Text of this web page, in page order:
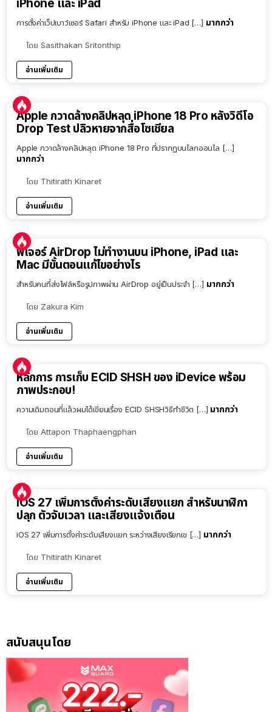
iPhone และ iPad
การตั้งค่าเว็ปเบาว์เซอร์ Safari สำหรับ iPhone และ iPad […] มากกว่า
โดย Sasithakan Sritonthip
อ่านเพิ่มเติม
Apple กวาดล้างคลิปหลุด iPhone 18 Pro หลังวิดีโอ
Drop Test ปลิวหายจากสื่อโซเชียล
Apple กวาดล้างคลิปหลุด iPhone 18 Pro ที่ปรากฏบนโลกออนไล […]
มากกว่า
โดย Thitirath Kinaret
อ่านเพิ่มเติม
ฟีเจอร์ AirDrop ไม่ทำงานบน iPhone, iPad และ
Mac มีขั้นตอนแก้ไขอย่างไร
สำหรับคนที่ส่งไฟล์หรือรูปภาพผ่าน AirDrop อยู่เป็นประจำ […] มากกว่า
โดย Zakura Kim
อ่านเพิ่มเติม
หลักการ การเก็บ ECID SHSH ของ iDevice พร้อม
ภาพประกอบ!
ความเดิมตอนที่แล้วผมได้เขียนเรื่อง ECID SHSHวิธีทำชีวิต […] มากกว่า
โดย Attapon Thaphaengphan
อ่านเพิ่มเติม
iOS 27 เพิ่มการตั้งค่าระดับเสียงแยก สำหรับนาฬิกา
ปลุก ตัวจับเวลา และเสียงแจ้งเตือน
iOS 27 เพิ่มการตั้งค่าระดับเสียงแยก ระหว่างเสียงเรียกเข […] มากกว่า
โดย Thitirath Kinaret
อ่านเพิ่มเติม
สนับสนุนโดย